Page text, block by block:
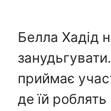
Белла Хадід
приймає
де їй